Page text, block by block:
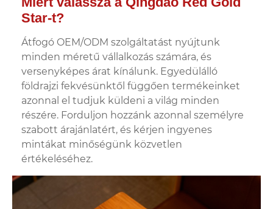
Star-t?
Átfogó OEM/ODM szolgáltatást nyújtunk
minden méretű vállalkozás számára, és
versenyképes árat kínálunk. Egyedülálló
földrajzi fekvésünktől függően termékeinket
azonnal el tudjuk küldeni a világ minden
részére. Forduljon hozzánk azonnal személyre
szabott árajánlatért, és kérjen ingyenes
mintákat minőségünk közvetlen
értékeléséhez.